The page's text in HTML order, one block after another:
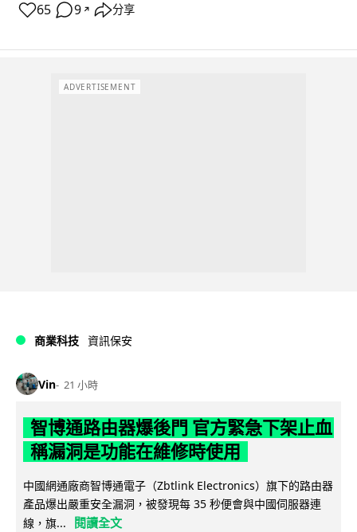
65 9 ↗ 分享
ADVERTISEMENT
商業科技 資訊保安
Vin 21 小時
智博通路由器爆後門 官方緊急下架止血
稱漏洞是功能在維修時使用
中國網通廠商智博通電子（Zbtlink Electronics）旗下的路由器
產品爆出嚴重安全漏洞，被發現每 35 秒便會與中國伺服器連
線，旗...
閱讀全文